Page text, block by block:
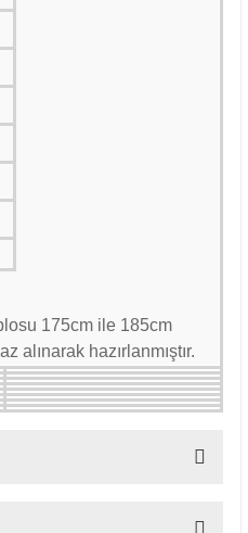
175cm ile 185cm
alınarak hazırlanmıştır.
siz yapın!